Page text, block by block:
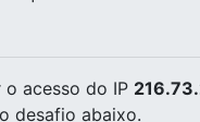
o acesso do IP
desafio abaixo.